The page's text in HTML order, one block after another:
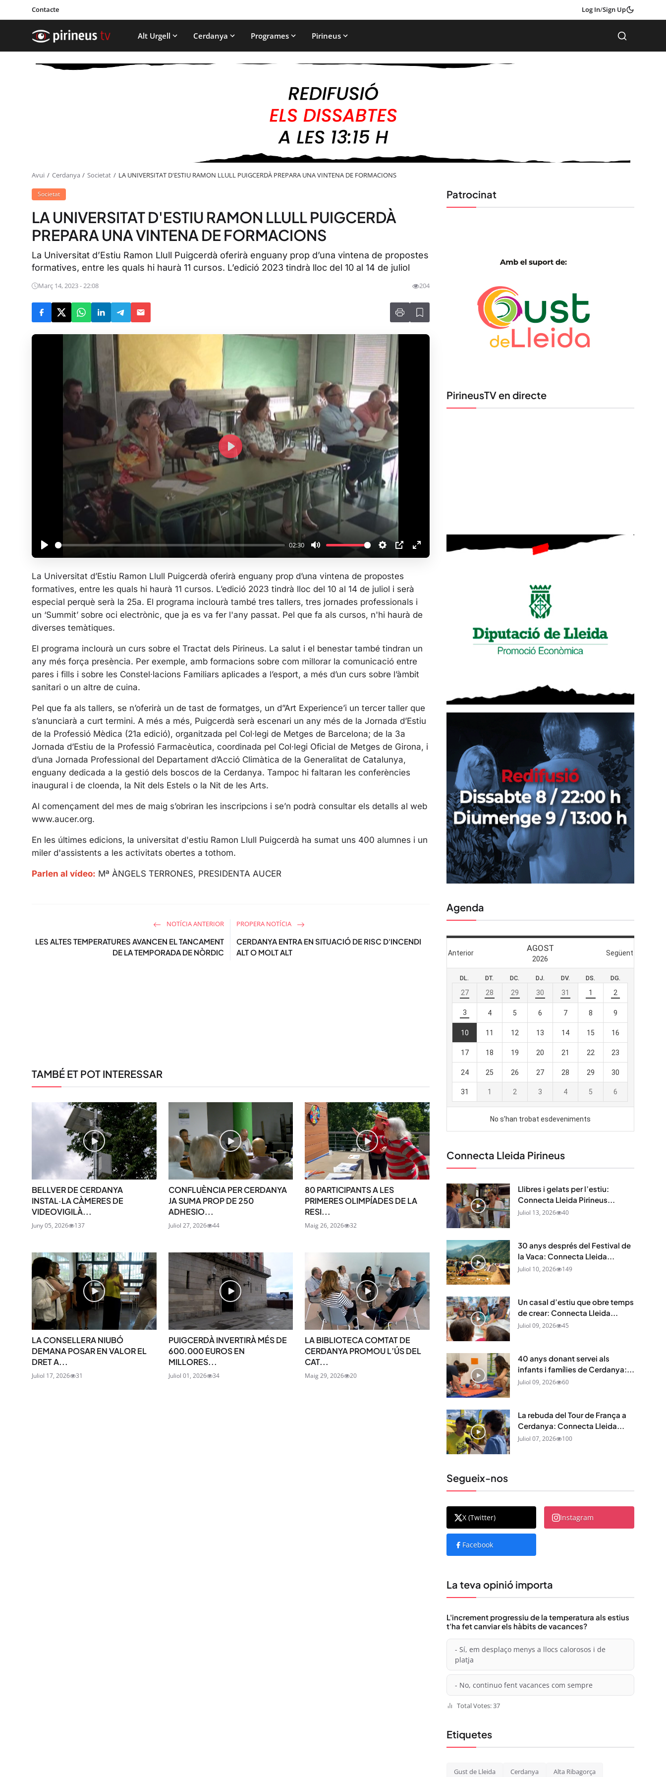
Contacte Log In/Sign Up
Alt Urgell Cerdanya Programes Pirineus
Avui Cerdanya Societat LA UNIVERSITAT D'ESTIU RAMON LLULL PUIGCERDÀ PREPARA UNA VINTENA DE FORMACIONS
Societat
LA UNIVERSITAT D'ESTIU RAMON LLULL PUIGCERDÀ
PREPARA UNA VINTENA DE FORMACIONS
La Universitat d’Estiu Ramon Llull Puigcerdà oferirà enguany prop d’una vintena de propostes
formatives, entre les quals hi haurà 11 cursos. L’edició 2023 tindrà lloc del 10 al 14 de juliol
Març 14, 2023 - 22:08 204
P
a
y
02:30
M
t
e
S
t
t
i
n
P
P
E
r
f
l
s
c
e
e
P
y
La Universitat d’Estiu Ramon Llull Puigcerdà oferirà enguany prop d’una vintena de propostes
formatives, entre les quals hi haurà 11 cursos. L’edició 2023 tindrà lloc del 10 al 14 de juliol i serà
especial perquè serà la 25a. El programa inclourà també tres tallers, tres jornades professionals i
un ‘Summit’ sobre oci electrònic, que ja es va fer l'any passat. Pel que fa als cursos, n'hi haurà de
diverses temàtiques.
El programa inclourà un curs sobre el Tractat dels Pirineus. La salut i el benestar també tindran un
any més força presència. Per exemple, amb formacions sobre com millorar la comunicació entre
pares i fills i sobre les Constel·lacions Familiars aplicades a l’esport, a més d’un curs sobre l’àmbit
sanitari o un altre de cuina.
Pel que fa als tallers, se n’oferirà un de tast de formatges, un d”Art Experience’i un tercer taller que
s’anunciarà a curt termini. A més a més, Puigcerdà serà escenari un any més de la Jornada d’Estiu
de la Professió Mèdica (21a edició), organitzada pel Col·legi de Metges de Barcelona; de la 3a
Jornada d’Estiu de la Professió Farmacèutica, coordinada pel Col·legi Oficial de Metges de Girona, i
d’una Jornada Professional del Departament d’Acció Climàtica de la Generalitat de Catalunya,
enguany dedicada a la gestió dels boscos de la Cerdanya. Tampoc hi faltaran les conferències
inaugural i de cloenda, la Nit dels Estels o la Nit de les Arts.
Al començament del mes de maig s’obriran les inscripcions i se’n podrà consultar els detalls al web
www.aucer.org.
En les últimes edicions, la universitat d'estiu Ramon Llull Puigcerdà ha sumat uns 400 alumnes i un
miler d'assistents a les activitats obertes a tothom.
Parlen al vídeo: Mª ÀNGELS TERRONES, PRESIDENTA AUCER
NOTÍCIA ANTERIOR
LES ALTES TEMPERATURES AVANCEN EL TANCAMENT
DE LA TEMPORADA DE NÒRDIC
PROPERA NOTÍCIA
CERDANYA ENTRA EN SITUACIÓ DE RISC D'INCENDI
ALT O MOLT ALT
TAMBÉ ET POT INTERESSAR
BELLVER DE CERDANYA
INSTAL·LA CÀMERES DE
VIDEOVIGILÀ...
Juny 05, 2026 137
CONFLUÈNCIA PER CERDANYA
JA SUMA PROP DE 250
ADHESIO...
Juliol 27, 2026 44
80 PARTICIPANTS A LES
PRIMERES OLIMPÍADES DE LA
RESI...
Maig 26, 2026 32
LA CONSELLERA NIUBÓ
DEMANA POSAR EN VALOR EL
DRET A...
Juliol 17, 2026 31
PUIGCERDÀ INVERTIRÀ MÉS DE
600.000 EUROS EN
MILLORES...
Juliol 01, 2026 34
LA BIBLIOTECA COMTAT DE
CERDANYA PROMOU L’ÚS DEL
CAT...
Maig 29, 2026 20
Patrocinat
PirineusTV en directe
Agenda
Connecta Lleida Pirineus
Llibres i gelats per l’estiu:
Connecta Lleida Pirineus...
Juliol 13, 2026 40
30 anys després del Festival de
la Vaca: Connecta Lleida...
Juliol 10, 2026 149
Un casal d’estiu que obre temps
de crear: Connecta Lleida...
Juliol 09, 2026 45
40 anys donant servei als
infants i famílies de Cerdanya:...
Juliol 09, 2026 60
La rebuda del Tour de França a
Cerdanya: Connecta Lleida...
Juliol 07, 2026 100
Segueix-nos
X (Twitter) Instagram
Facebook
La teva opinió importa
L'increment progressiu de la temperatura als estius
t'ha fet canviar els hàbits de vacances?
- Sí, em desplaço menys a llocs calorosos i de
platja
- No, continuo fent vacances com sempre
Total Votes: 37
Etiquetes
Gust de Lleida Cerdanya Alta Ribagorça
Uneix-te al nostre butlletí
Tota l’actualitat, seleccionada i enviada
directament al teu correu. Subscriu-te al nostre
butlletí i segueix la informació que importa.
SUBSCRIU-TE